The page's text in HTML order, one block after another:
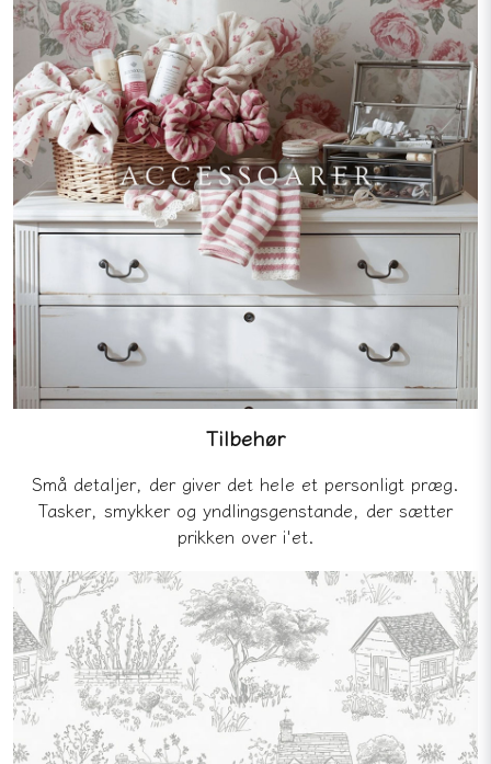
Tilbehør
Små detaljer, der giver det hele et personligt præg.
Tasker, smykker og yndlingsgenstande, der sætter
prikken over i'et.